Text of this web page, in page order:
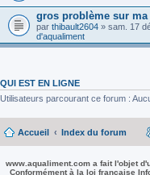
gros problème sur
par thibault2604 » sam. 17
d'aqualiment
QUI EST EN LIGNE
Utilisateurs parcourant ce forum :
Accueil Index du forum
www.aqualiment.com a fait l'objet
Conformément à la loi française